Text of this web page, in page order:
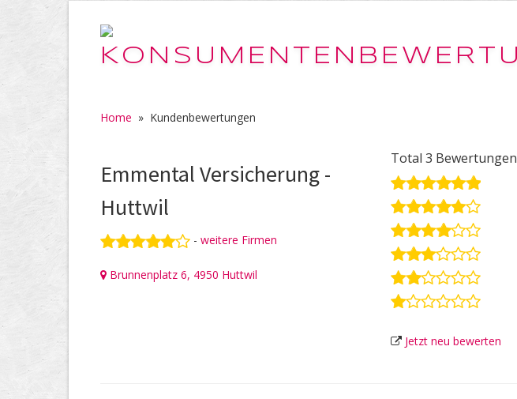
Home » Kundenbewertungen
Emmental Versicherung -
Huttwil
- weitere Firmen
Brunnenplatz 6, 4950 Huttwil
Total 3 Bewertungen
Jetzt neu bewerten